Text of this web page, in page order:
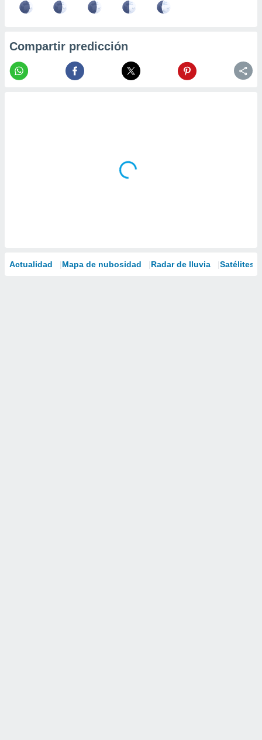
Compartir predicción
Actualidad Mapa de nubosidad Radar de lluvia Satélites